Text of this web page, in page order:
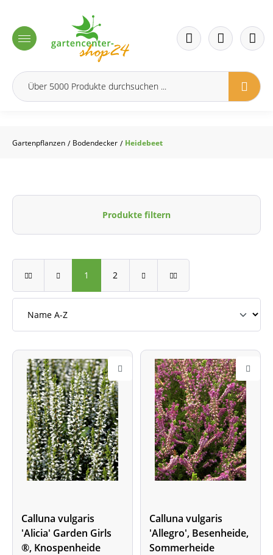
Gartenpflanzen / Bodendecker / Heidebeet
Produkte filtern
1 2
Calluna vulgaris
'Alicia' Garden Girls
®, Knospenheide
Calluna vulgaris
'Allegro', Besenheide,
Sommerheide